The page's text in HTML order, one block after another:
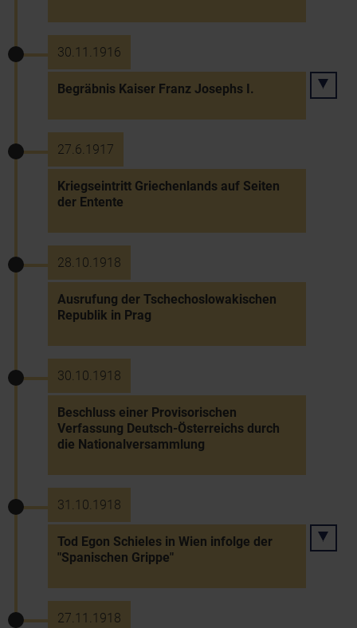
30.11.1916
Begräbnis Kaiser Franz Josephs I.
27.6.1917
Kriegseintritt Griechenlands auf Seiten
der Entente
28.10.1918
Ausrufung der Tschechoslowakischen
Republik in Prag
30.10.1918
Beschluss einer Provisorischen
Verfassung Deutsch-Österreichs durch
die Nationalversammlung
31.10.1918
Tod Egon Schieles in Wien infolge der
"Spanischen Grippe"
27.11.1918